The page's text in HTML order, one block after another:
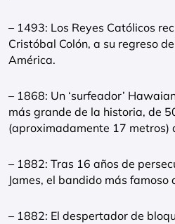
– 1493: Los Reyes Católicos
Cristóbal Colón, a su regreso
América.
– 1868: Un ‘surfeador’
más grande de la historia, de
(aproximadamente 17 metros)
– 1882: Tras 16 años de
James, el bandido más famoso
– 1882: El despertador de